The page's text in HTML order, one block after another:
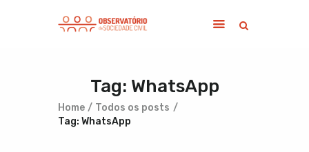
Tag: WhatsApp
Home
Todos os posts
Tag: WhatsApp
Home
Sobre
Notícias